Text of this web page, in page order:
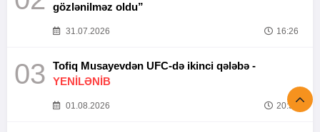
gözlənilməz oldu”
31.07.2026 16:26
03
Tofiq Musayevdən UFC-də ikinci qələbə -
YENİLƏNİB
01.08.2026 20:52